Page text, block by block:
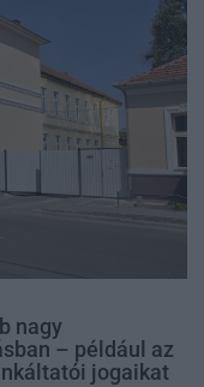
nagy
– például az
jogaikat